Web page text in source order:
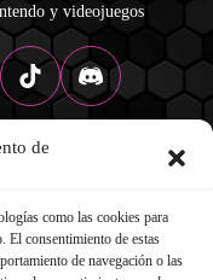
de
como las cookies para
El consentimiento de estas
de navegación o las
y videojuegos